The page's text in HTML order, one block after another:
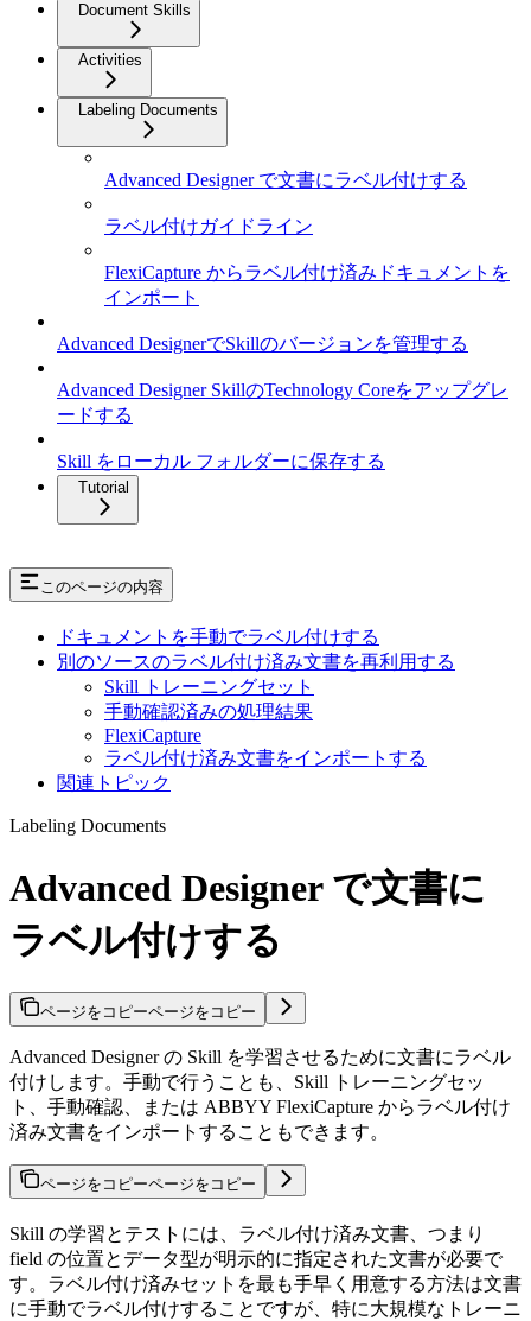
Document Skills
Activities
Labeling Documents
Advanced Designer で文書にラベル付けする
ラベル付けガイドライン
FlexiCapture からラベル付け済みドキュメントを
インポート
Advanced DesignerでSkillのバージョンを管理する
Advanced Designer SkillのTechnology Coreをアップグレ
ードする
Skill をローカル フォルダーに保存する
Tutorial
このページの内容
ドキュメントを手動でラベル付けする
別のソースのラベル付け済み文書を再利用する
Skill トレーニングセット
手動確認済みの処理結果
FlexiCapture
ラベル付け済み文書をインポートする
関連トピック
Labeling Documents
Advanced Designer で文書に
ラベル付けする
ページをコピーページをコピー
Advanced Designer の Skill を学習させるために文書にラベル
付けします。手動で行うことも、Skill トレーニングセッ
ト、手動確認、または ABBYY FlexiCapture からラベル付け
済み文書をインポートすることもできます。
ページをコピーページをコピー
Skill の学習とテストには、ラベル付け済み文書、つまり
field の位置とデータ型が明示的に指定された文書が必要で
す。ラベル付け済みセットを最も手早く用意する方法は文書
に手動でラベル付けすることですが、特に大規模なトレーニ